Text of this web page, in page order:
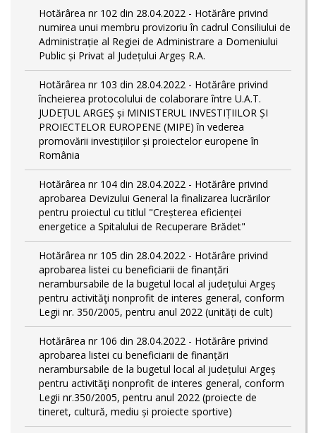
Hotărârea nr 102 din 28.04.2022 - Hotărâre privind
numirea unui membru provizoriu în cadrul Consiliului de
Administrație al Regiei de Administrare a Domeniului
Public și Privat al Județului Argeș R.A.
Hotărârea nr 103 din 28.04.2022 - Hotărâre privind
încheierea protocolului de colaborare între U.A.T.
JUDEȚUL ARGEȘ și MINISTERUL INVESTIȚIILOR ȘI
PROIECTELOR EUROPENE (MIPE) în vederea
promovării investițiilor și proiectelor europene în
România
Hotărârea nr 104 din 28.04.2022 - Hotărâre privind
aprobarea Devizului General la finalizarea lucrărilor
pentru proiectul cu titlul "Creșterea eficienței
energetice a Spitalului de Recuperare Brădet"
Hotărârea nr 105 din 28.04.2022 - Hotărâre privind
aprobarea listei cu beneficiarii de finanțări
nerambursabile de la bugetul local al județului Argeș
pentru activităţi nonprofit de interes general, conform
Legii nr. 350/2005, pentru anul 2022 (unități de cult)
Hotărârea nr 106 din 28.04.2022 - Hotărâre privind
aprobarea listei cu beneficiarii de finanțări
nerambursabile de la bugetul local al județului Argeș
pentru activităţi nonprofit de interes general, conform
Legii nr.350/2005, pentru anul 2022 (proiecte de
tineret, cultură, mediu și proiecte sportive)